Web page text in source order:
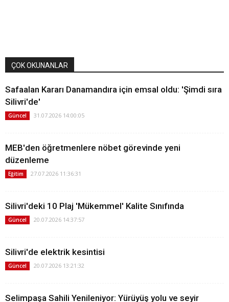
ÇOK OKUNANLAR
Safaalan Kararı Danamandıra için emsal oldu: 'Şimdi sıra
Silivri'de'
Güncel 31.07.2026 14:00:05
MEB'den öğretmenlere nöbet görevinde yeni
düzenleme
Eğitim 27.07.2026 11:36:31
Silivri'deki 10 Plaj 'Mükemmel' Kalite Sınıfında
Güncel 20.07.2026 14:37:57
Silivri'de elektrik kesintisi
Güncel 20.07.2026 13:21:32
Selimpaşa Sahili Yenileniyor: Yürüyüş yolu ve seyir